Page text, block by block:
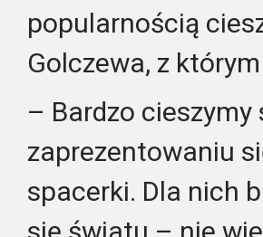
popularnością
Golczewa, z
– Bardzo cieszymy
zaprezentowaniu
spacerki. Dla nich